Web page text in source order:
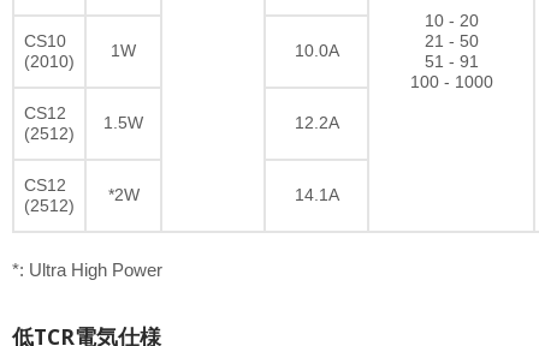
10 - 20
21 - 50
51 - 91
100 - 1000
CS10
(2010)
1W 10.0A
CS12
(2512)
1.5W 12.2A
CS12
(2512)
*2W 14.1A
*: Ultra High Power
低TCR電気仕様